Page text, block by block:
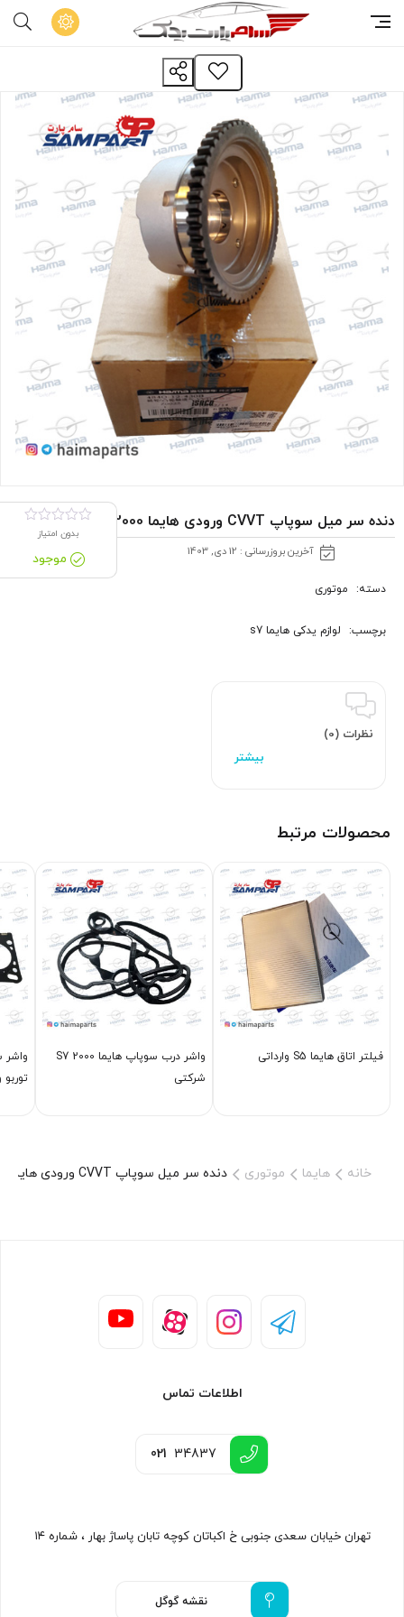
دنده سر میل سوپاپ CVVT ورودی هایما s72000 شرکتی
آخرین بروزرسانی : 12 دی, 1403
بدون امتیاز
موجود
دسته: موتوری
برچسب: لوازم یدکی هایما s7
نظرات (0)
محصولات مرتبط
فیلتر اتاق هایما S5 وارداتی
واشر درب سوپاپ هایما S7 2000
شرکتی
توربو
خانه هایما موتوری دنده سر میل سوپاپ CVVT ورودی هایما s72000 شرکتی
اطلاعات تماس
021 34837
تهران خیابان سعدی جنوبی خ اکباتان کوچه تابان پاساژ بهار ، شماره ۱۴
نقشه گوگل